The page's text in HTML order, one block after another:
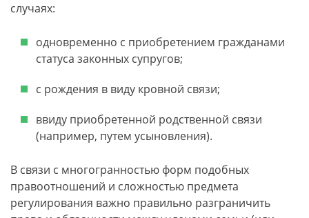
случаях:
одновременно с приобретением гражданами
статуса законных супругов;
с рождения в виду кровной связи;
ввиду приобретенной родственной связи
(например, путем усыновления).
В связи с многогранностью форм подобных
правоотношений и сложностью предмета
регулирования важно правильно разграничить